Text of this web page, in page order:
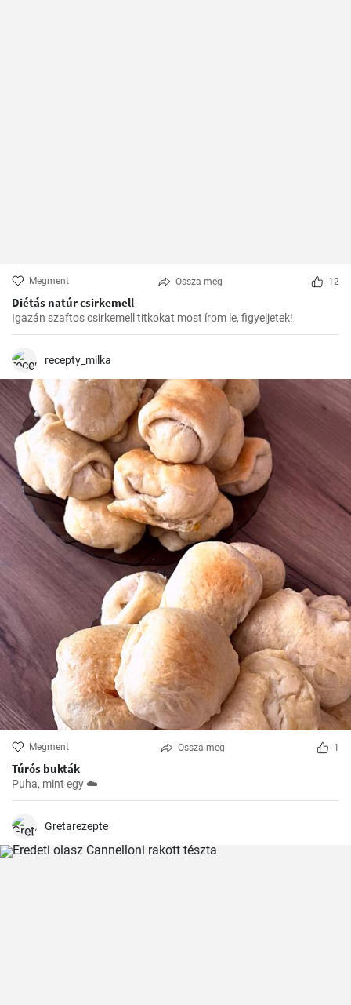
Megment Ossza meg 12
Diétás natúr csirkemell
Igazán szaftos csirkemell titkokat most írom le, figyeljetek!
recepty_milka
Megment Ossza meg 1
Túrós bukták
Puha, mint egy ☁️
Gretarezepte